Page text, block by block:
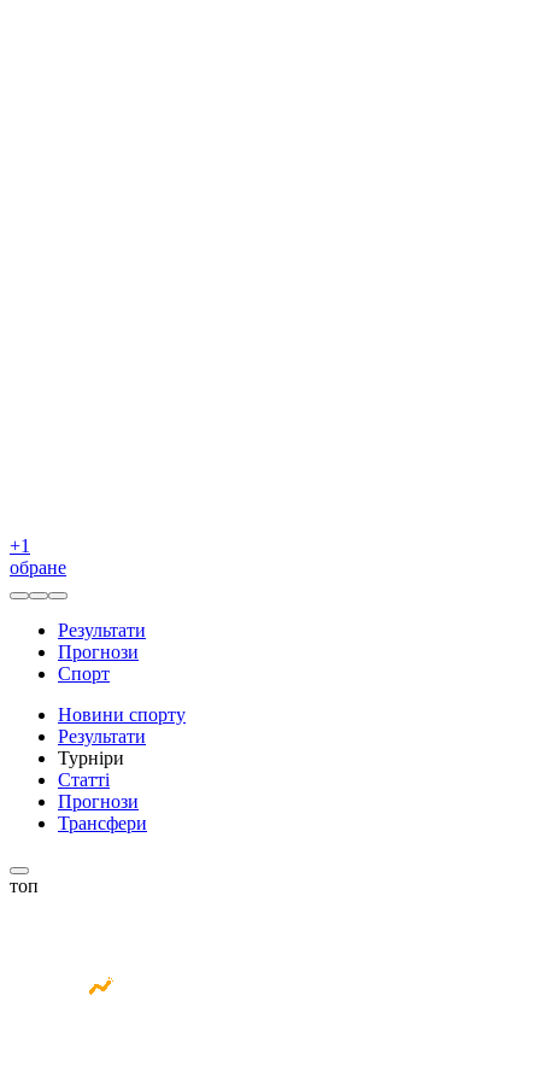
+1
обране
Результати
Прогнози
Спорт
Новини спорту
Результати
Турніри
Статті
Прогнози
Трансфери
топ